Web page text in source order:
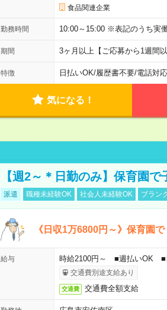
食品関連企業
勤務時間 10:00～15:00 ※表記のうち実働
期間 3ヶ月以上【ご応募から1週間
特徴 日払いOK/履歴書不要/電話対
気になる！
【週2～＊日勤のみ】保育園
派遣 職種未経験OK 社会人未経験OK ブラン
《日収1万6800円～》保育園
給与 時給2100円～ ■週払いOK ■
交通費別途支給あり
交通費 交通費全額支給